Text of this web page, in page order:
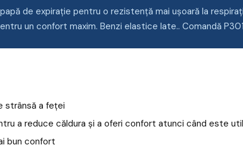
de expirație pentru o rezistență mai ușoară la
un confort maxim. Benzi elastice late.. Comandă
strânsă a feței
a reduce căldura și a oferi confort atunci când este
bun confort